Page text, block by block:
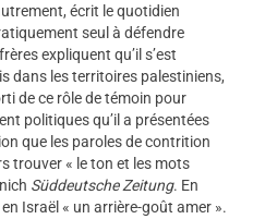
écrit le quotidien
seul à défendre
expliquent qu’il s’est
dans les territoires palestiniens,
de ce rôle de témoin pour
politiques qu’il a présentées
que les paroles de contrition
trouver « le ton et les mots
Süddeutsche Zeitung. En
Israël « un arrière-goût amer ».